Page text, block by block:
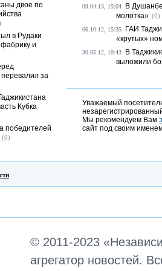
09.04.13, 15:04
В
молотка» (0)
06.10.12, 15:35
ГАИ
«крутых»
30.05.12, 10:43
В
выложили
Уважаемый
Мы рекомендуем Вам
сайт под своим
двое по
в Рудаки
и
за
Кубка
победителей
(0)
© 2011-2023
агрегатор новостей.